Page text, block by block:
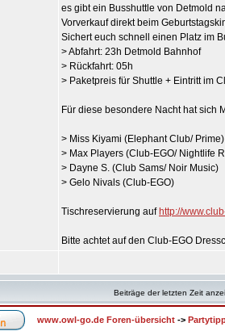
es gibt ein Busshuttle von Detmold
Vorverkauf direkt beim
Sichert euch schnell einen Platz im
> Abfahrt: 23h Detmold Bahnhof
> Rückfahrt: 05h
> Paketpreis für Shuttle + Eintritt im
Für diese besondere Nacht hat sich
> Miss Kiyami (Elephant Club/ Prime)
> Max Players (Club-EGO/ Nightlife
> Dayne S. (Club Sams/ Noir Music)
> Gelo Nivals (Club-EGO)
Tischreservierung auf http://
Bitte achtet auf den Club-EGO
Beiträge der letzten Zeit
www.owl-go.de Foren-übersicht ->